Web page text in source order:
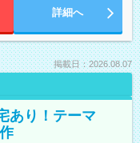
詳細へ
掲載日：2026.08.07
あり！テーマ